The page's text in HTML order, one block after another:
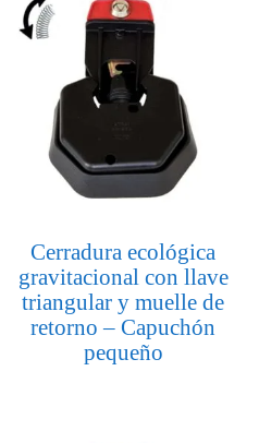
Cerradura ecológica
gravitacional con llave
triangular y muelle de
retorno – Capuchón
pequeño